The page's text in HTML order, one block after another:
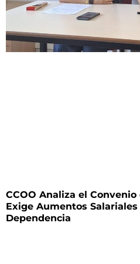
CCOO Analiza el
Exige Aumentos
Dependencia